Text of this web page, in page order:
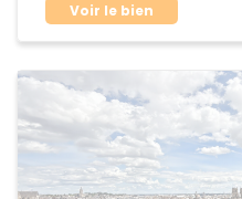
Voir le bien